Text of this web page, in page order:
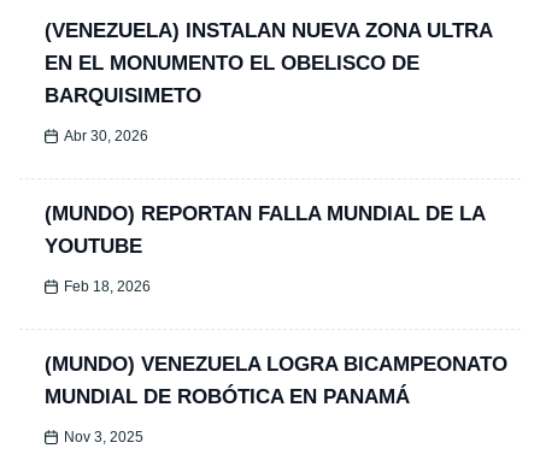
(VENEZUELA) INSTALAN NUEVA ZONA ULTRA
EN EL MONUMENTO EL OBELISCO DE
BARQUISIMETO
Abr 30, 2026
(MUNDO) REPORTAN FALLA MUNDIAL DE LA
YOUTUBE
Feb 18, 2026
(MUNDO) VENEZUELA LOGRA BICAMPEONATO
MUNDIAL DE ROBÓTICA EN PANAMÁ
Nov 3, 2025